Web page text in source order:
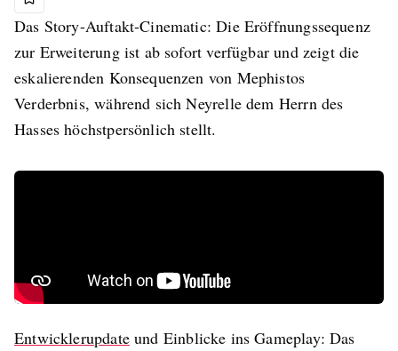
Das Story-Auftakt-Cinematic: Die Eröffnungssequenz
zur Erweiterung ist ab sofort verfügbar und zeigt die
eskalierenden Konsequenzen von Mephistos
Verderbnis, während sich Neyrelle dem Herrn des
Hasses höchstpersönlich stellt.
Entwicklerupdateund Einblicke ins Gameplay: Das